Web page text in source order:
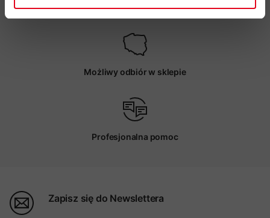
Darmowa dostawa od 200 zł
Możliwy odbiór w sklepie
Profesjonalna pomoc
Zapisz się do Newslettera